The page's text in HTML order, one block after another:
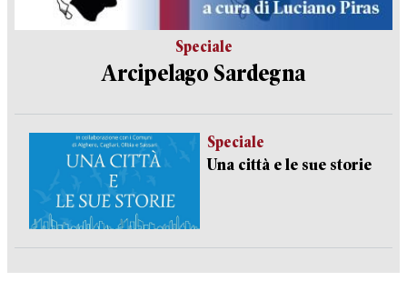
Speciale
Arcipelago Sardegna
Speciale
Una città e le sue storie